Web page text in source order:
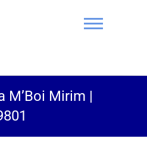
(11) 94469-
9801 |
Rei do Esgoto
M’Boi Mirim |